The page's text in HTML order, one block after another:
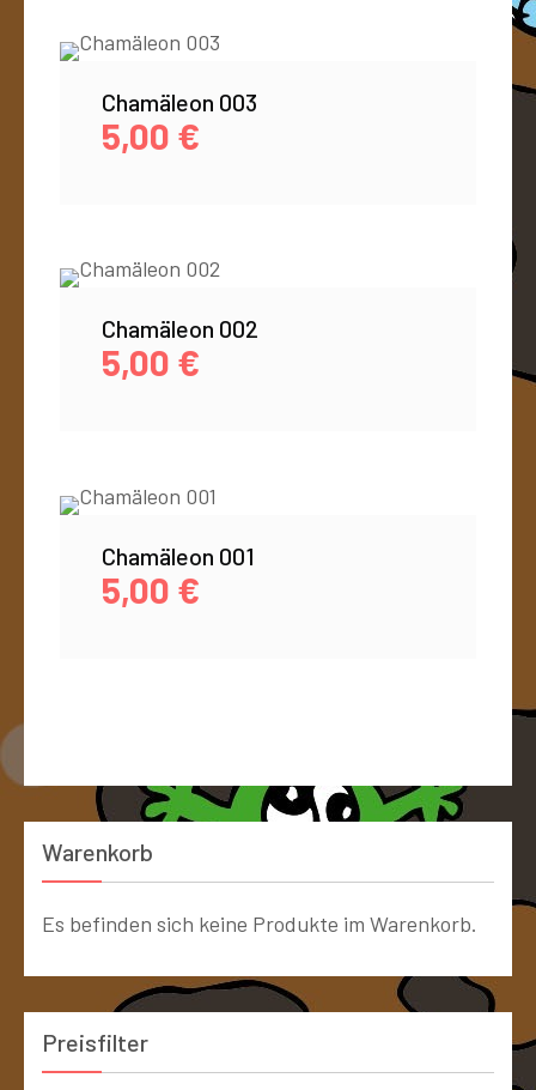
Chamäleon 003
5,00 €
Chamäleon 002
5,00 €
Chamäleon 001
5,00 €
Warenkorb
Es befinden sich keine Produkte im Warenkorb.
Preisfilter